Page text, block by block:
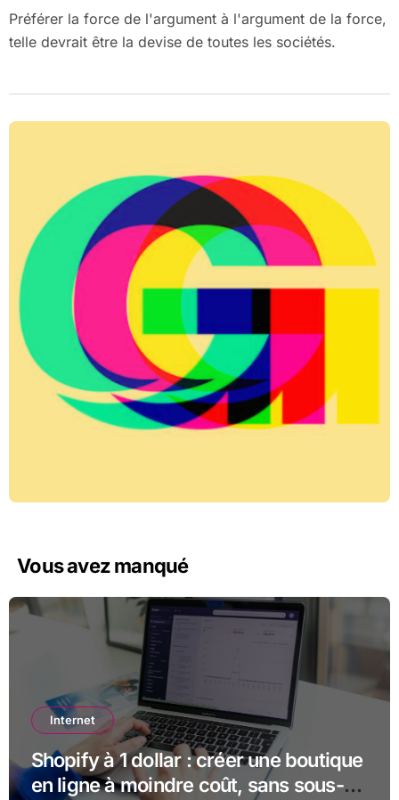
Préférer la force de l'argument à l'argument de la force,
telle devrait être la devise de toutes les sociétés.
Vous avez manqué
Internet
Shopify à 1 dollar : créer une boutique
en ligne à moindre coût, sans sous-